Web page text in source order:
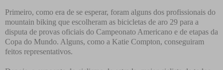
Primeiro, como era de se esperar, foram alguns dos profissionais do
mountain biking que escolheram as bicicletas de aro 29 para a
disputa de provas oficiais do Campeonato Americano e de etapas da
Copa do Mundo. Alguns, como a Katie Compton, conseguiram
feitos representativos.